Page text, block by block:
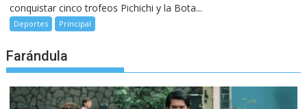
conquistar cinco trofeos Pichichi y la Bota...
Deportes Principal
Farándula